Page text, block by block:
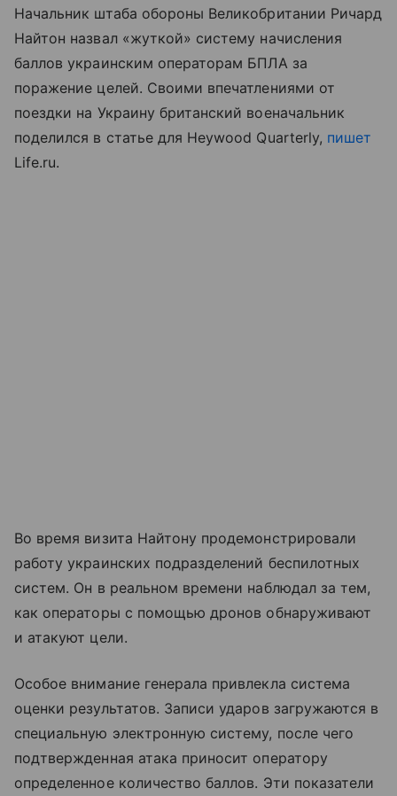
Начальник штаба обороны Великобритании Ричард
Найтон назвал «жуткой» систему начисления
баллов украинским операторам БПЛА за
поражение целей. Своими впечатлениями от
поездки на Украину британский военачальник
поделился в статье для Heywood Quarterly, пишет
Life.ru.
Во время визита Найтону продемонстрировали
работу украинских подразделений беспилотных
систем. Он в реальном времени наблюдал за тем,
как операторы с помощью дронов обнаруживают
и атакуют цели.
Особое внимание генерала привлекла система
оценки результатов. Записи ударов загружаются в
специальную электронную систему, после чего
подтвержденная атака приносит оператору
определенное количество баллов. Эти показатели